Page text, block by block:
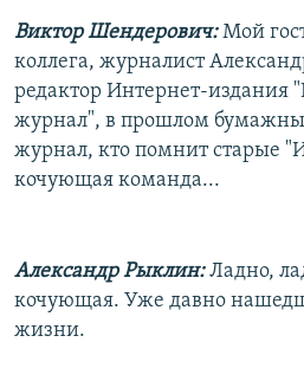
поиску
СЕВЕР.РЕАЛИИ
СИБИРЬ.РЕАЛИИ
РАСПИСАНИЕ ВЕЩАНИЯ
ПОДПИШИТЕСЬ НА РАССЫЛКУ
Виктор Шендерович:Мой
коллега, журналист
редактор Интернет-издания
журнал", в прошлом
журнал, кто помнит старые
кочующая команда...
Александр Рыклин:Ладно,
кочующая. Уже давно
жизни.